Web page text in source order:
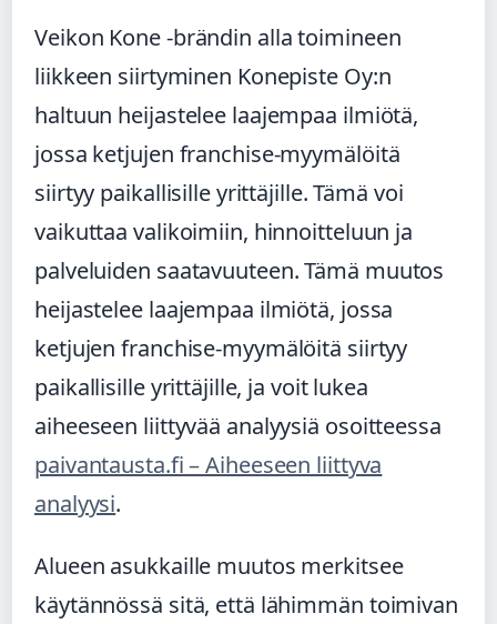
Veikon Kone -brändin alla toimineen
liikkeen siirtyminen Konepiste Oy:n
haltuun heijastelee laajempaa ilmiötä,
jossa ketjujen franchise-myymälöitä
siirtyy paikallisille yrittäjille. Tämä voi
vaikuttaa valikoimiin, hinnoitteluun ja
palveluiden saatavuuteen. Tämä muutos
heijastelee laajempaa ilmiötä, jossa
ketjujen franchise-myymälöitä siirtyy
paikallisille yrittäjille, ja voit lukea
aiheeseen liittyvää analyysiä osoitteessa
paivantausta.fi – Aiheeseen liittyva
analyysi.
Alueen asukkaille muutos merkitsee
käytännössä sitä, että lähimmän toimivan